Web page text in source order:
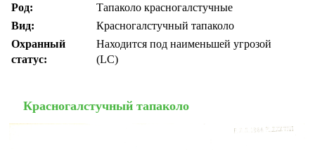
Род:
Тапаколо красногалстучные
Вид:
Красногалстучный тапаколо
Охранный
статус:
Находится под наименьшей угрозой
(LC)
Красногалстучный тапаколо